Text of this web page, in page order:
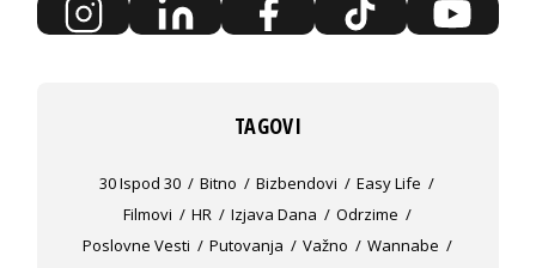
TAGOVI
30 Ispod 30 Bitno Bizbendovi
Easy Life
Filmovi
HR Izjava Dana
Odrzime
Poslovne Vesti
Putovanja Važno
Wannabe